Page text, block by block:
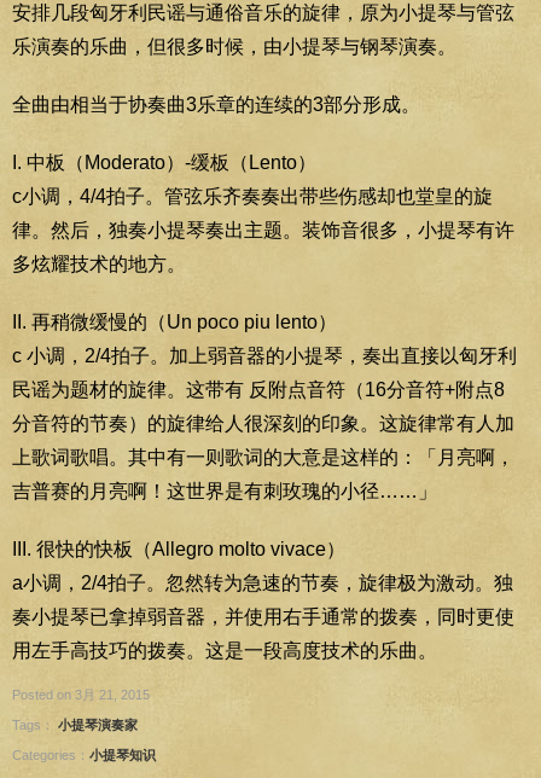
安排几段匈牙利民谣与通俗音乐的旋律，原为小提琴与管弦
乐演奏的乐曲，但很多时候，由小提琴与钢琴演奏。
全曲由相当于协奏曲3乐章的连续的3部分形成。
I. 中板（Moderato）-缓板（Lento）
c小调，4/4拍子。管弦乐齐奏奏出带些伤感却也堂皇的旋
律。然后，独奏小提琴奏出主题。装饰音很多，小提琴有许
多炫耀技术的地方。
II. 再稍微缓慢的（Un poco piu lento）
c 小调，2/4拍子。加上弱音器的小提琴，奏出直接以匈牙利
民谣为题材的旋律。这带有 反附点音符（16分音符+附点8
分音符的节奏）的旋律给人很深刻的印象。这旋律常有人加
上歌词歌唱。其中有一则歌词的大意是这样的：「月亮啊，
吉普赛的月亮啊！这世界是有刺玫瑰的小径……」
III. 很快的快板（Allegro molto vivace）
a小调，2/4拍子。忽然转为急速的节奏，旋律极为激动。独
奏小提琴已拿掉弱音器，并使用右手通常的拨奏，同时更使
用左手高技巧的拨奏。这是一段高度技术的乐曲。
Posted on 3月 21, 2015
Tags： 小提琴演奏家
Categories： 小提琴知识